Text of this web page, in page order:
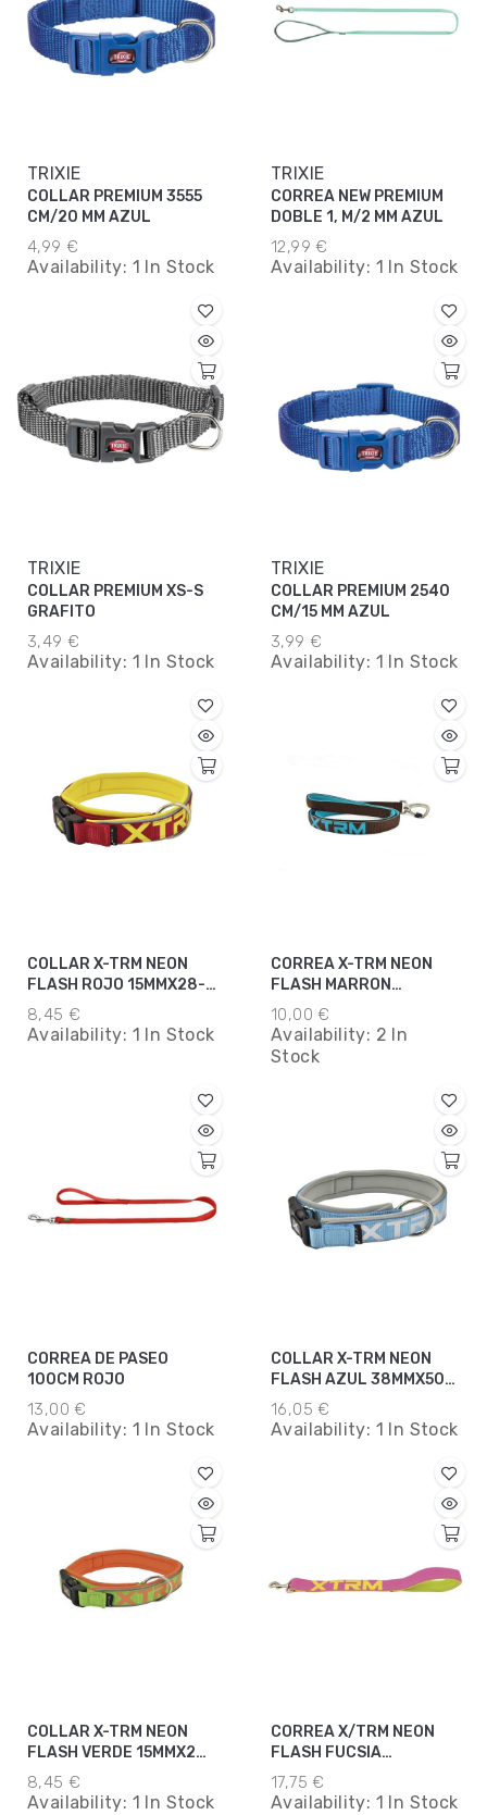
TRIXIE
COLLAR PREMIUM 3555
CM/20 MM AZUL
4,99 €
Availability: 1 In Stock
TRIXIE
CORREA NEW PREMIUM
DOBLE 1, M/2 MM AZUL
12,99 €
Availability: 1 In Stock
TRIXIE
COLLAR PREMIUM XS-S
GRAFITO
3,49 €
Availability: 1 In Stock
TRIXIE
COLLAR PREMIUM 2540
CM/15 MM AZUL
3,99 €
Availability: 1 In Stock
COLLAR X-TRM NEON
FLASH ROJO 15MMX28-
35CM
8,45 €
Availability: 1 In Stock
CORREA X-TRM NEON
FLASH MARRON
15MMX120CM
10,00 €
Availability: 2 In
Stock
CORREA DE PASEO
100CM ROJO
13,00 €
Availability: 1 In Stock
COLLAR X-TRM NEON
FLASH AZUL 38MMX50-
70CM
16,05 €
Availability: 1 In Stock
COLLAR X-TRM NEON
FLASH VERDE 15MMX28-
35CM
8,45 €
Availability: 1 In Stock
CORREA X/TRM NEON
FLASH FUCSIA
25MMX120CM
17,75 €
Availability: 1 In Stock